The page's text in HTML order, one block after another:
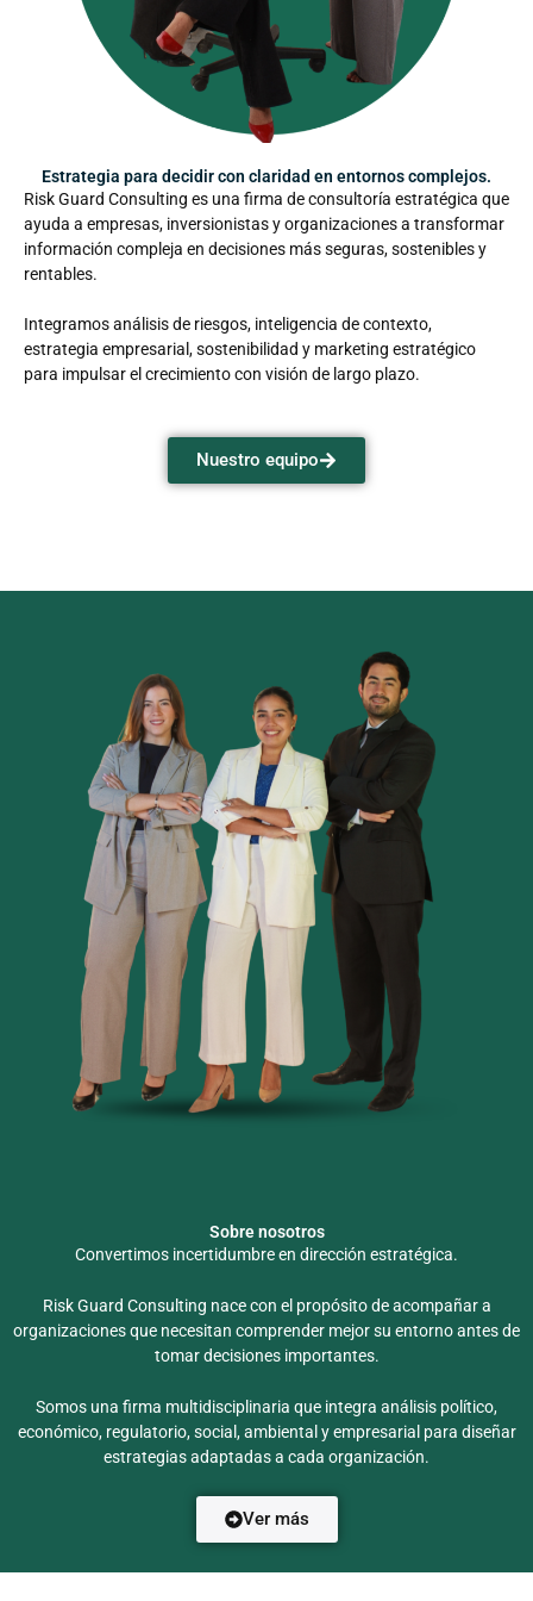
Estrategia para decidir con claridad en entornos complejos.
Risk Guard Consulting es una firma de consultoría estratégica que
ayuda a empresas, inversionistas y organizaciones a transformar
información compleja en decisiones más seguras, sostenibles y
rentables.
Integramos análisis de riesgos, inteligencia de contexto,
estrategia empresarial, sostenibilidad y marketing estratégico
para impulsar el crecimiento con visión de largo plazo.
Nuestro equipo
Sobre nosotros
Convertimos incertidumbre en dirección estratégica.
Risk Guard Consulting nace con el propósito de acompañar a
organizaciones que necesitan comprender mejor su entorno antes de
tomar decisiones importantes.
Somos una firma multidisciplinaria que integra análisis político,
económico, regulatorio, social, ambiental y empresarial para diseñar
estrategias adaptadas a cada organización.
Ver más